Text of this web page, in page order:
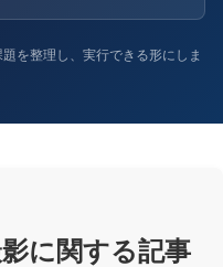
を整理し、実行できる形にしま
に関する記事